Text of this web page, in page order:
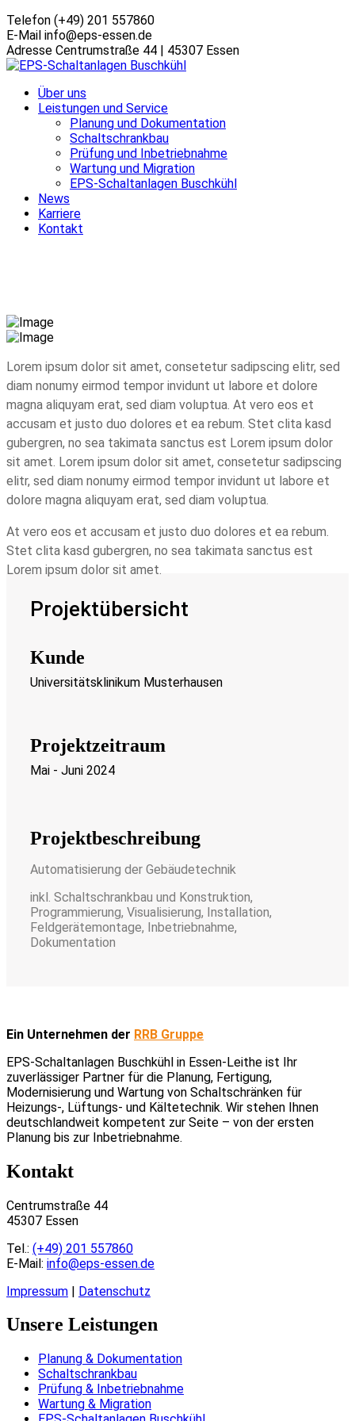
Telefon (+49) 201 557860
E-Mail info@eps-essen.de
Adresse Centrumstraße 44 | 45307 Essen
Über uns
Leistungen und Service
Planung und Dokumentation
Schaltschrankbau
Prüfung und Inbetriebnahme
Wartung und Migration
EPS-Schaltanlagen Buschkühl
News
Karriere
Kontakt
Lorem ipsum dolor sit amet, consetetur sadipscing elitr, sed
diam nonumy eirmod tempor invidunt ut labore et dolore
magna aliquyam erat, sed diam voluptua. At vero eos et
accusam et justo duo dolores et ea rebum. Stet clita kasd
gubergren, no sea takimata sanctus est Lorem ipsum dolor
sit amet. Lorem ipsum dolor sit amet, consetetur sadipscing
elitr, sed diam nonumy eirmod tempor invidunt ut labore et
dolore magna aliquyam erat, sed diam voluptua.
At vero eos et accusam et justo duo dolores et ea rebum.
Stet clita kasd gubergren, no sea takimata sanctus est
Lorem ipsum dolor sit amet.
Projektübersicht
Kunde
Universitätsklinikum Musterhausen
Projektzeitraum
Mai - Juni 2024
Projektbeschreibung
Automatisierung der Gebäudetechnik
inkl. Schaltschrankbau und Konstruktion,
Programmierung, Visualisierung, Installation,
Feldgerätemontage, Inbetriebnahme,
Dokumentation
Ein Unternehmen der RRB Gruppe
EPS-Schaltanlagen Buschkühl in Essen-Leithe ist Ihr
zuverlässiger Partner für die Planung, Fertigung,
Modernisierung und Wartung von Schaltschränken für
Heizungs-, Lüftungs- und Kältetechnik. Wir stehen Ihnen
deutschlandweit kompetent zur Seite – von der ersten
Planung bis zur Inbetriebnahme.
Kontakt
Centrumstraße 44
45307 Essen
Tel.: (+49) 201 557860
E-Mail: info@eps-essen.de
Impressum | Datenschutz
Unsere Leistungen
Planung & Dokumentation
Schaltschrankbau
Prüfung & Inbetriebnahme
Wartung & Migration